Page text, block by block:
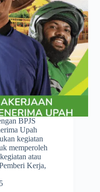
BPJS
Upah
kegiatan
memperoleh
atau
Kerja,